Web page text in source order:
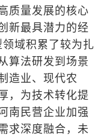
量发展的核心
新最具潜力的经
域积累了较为扎
算法研发到场景
造业、现代农
，为技术转化提
南民营企业加强
求深度融合，未